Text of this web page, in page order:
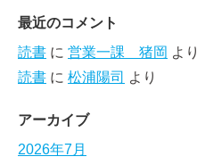
最近のコメント
読書 に 営業一課 猪岡 より
読書 に 松浦陽司 より
アーカイブ
2026年7月